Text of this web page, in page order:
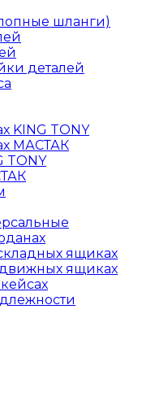
шланги)
деталей
KING TONY
МАСТАК
TONY
ящиках
ящиках